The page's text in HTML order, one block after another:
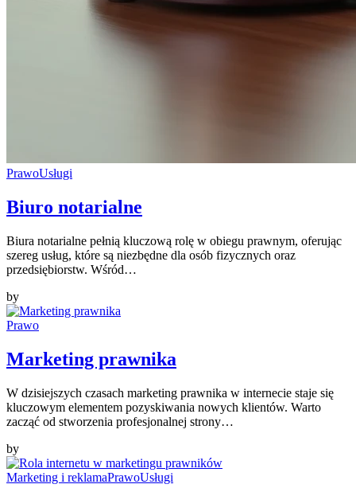
PrawoUsługi
Biuro notarialne
Biura notarialne pełnią kluczową rolę w obiegu prawnym, oferując
szereg usług, które są niezbędne dla osób fizycznych oraz
przedsiębiorstw. Wśród…
by
Prawo
Marketing prawnika
W dzisiejszych czasach marketing prawnika w internecie staje się
kluczowym elementem pozyskiwania nowych klientów. Warto
zacząć od stworzenia profesjonalnej strony…
by
Marketing i reklamaPrawoUsługi